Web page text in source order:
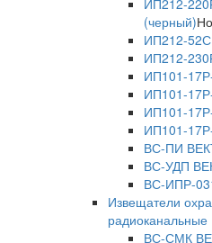
ИП212-
(черный)
ИП212-
ИП212-
ИП101-
ИП101-
ИП101-
ИП101-
ВС-ПИ
ВС-УДП
ВС-ИПР-
Извещатели
радиоканальные
ВС-СМК